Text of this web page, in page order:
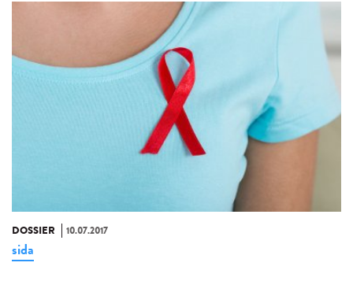
DOSSIER 10.07.2017
sida